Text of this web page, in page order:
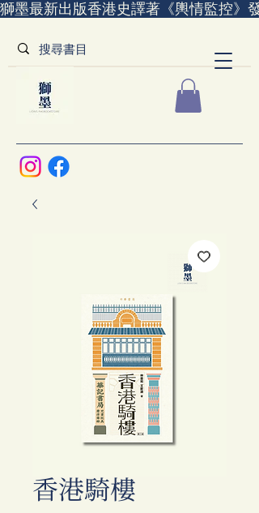
獅墨最新出版香港史譯著《輿情監控》
香港騎樓